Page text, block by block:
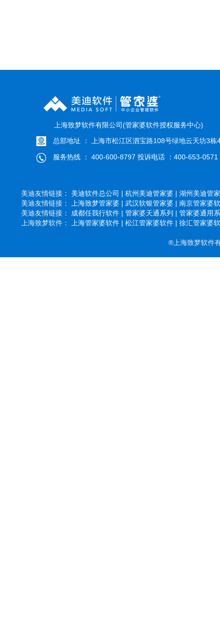
上海致梦软件有限公司(管家婆软件授权服务中心)
总部地址 ： 上海市松江区泗宝路108号绿地云天坊3栋
服务热线 ： 400-600-8797 投诉电话 ：400-653-0571
美迪友情链接： 美迪软件总公司 | 杭州美迪管家婆 | 湖州美迪管
美迪友情链接：
上海致梦管家婆 | 武汉软银管家婆 | 南京管家婆
美迪友情链接： 成都任我行软件 | 管家婆天通系列 | 管家婆通用
上海致梦软件：
上海管家婆软件 | 松江管家婆软件 | 徐汇管家婆
®上海致梦软件